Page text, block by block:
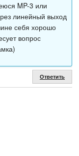
MP-3 или
линейный выход
себя хорошо
вопрос
Ответить